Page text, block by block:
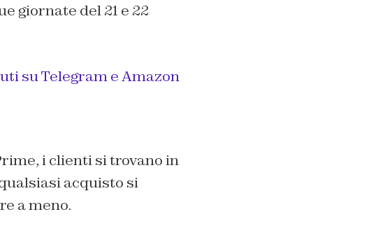
giornate del 21 e 22
su Telegram e Amazon
i clienti si trovano in
acquisto si
a meno.